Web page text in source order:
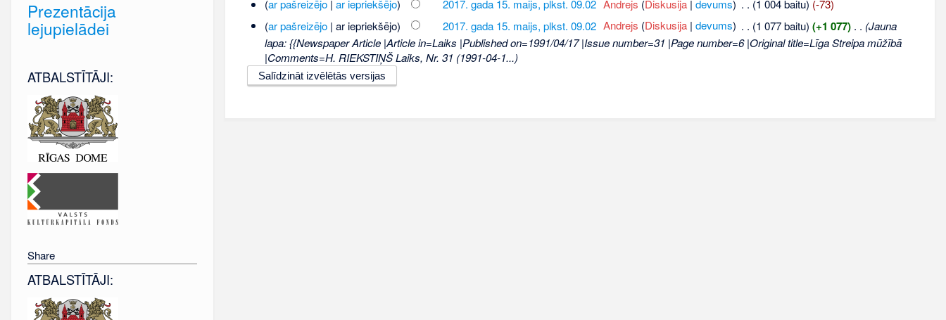
(ar pašreizējo| ar iepriekšējo) 2017. gada 15. maijs, plkst. 09.02 Andrejs (Diskusija |devums) . . (1 004 baitu) (-73)
(ar pašreizējo| ar iepriekšējo) 2017. gada 15. maijs, plkst. 09.02 Andrejs (Diskusija |devums) (1 077 baitu) (+1 077)
(Jauna
lapa: {{Newspaper Article |Article in=Laiks |Published on=1991/04/17 |Issue number=31 |Page number=6 |Original title=Līga Streipa mūžībā
|Comments=H. RIEKSTIŅŠ Laiks, Nr. 31 (1991-04-1...)
Prezentācija
lejupielādei
ATBALSTĪTĀJI:
Share
ATBALSTĪTĀJI: